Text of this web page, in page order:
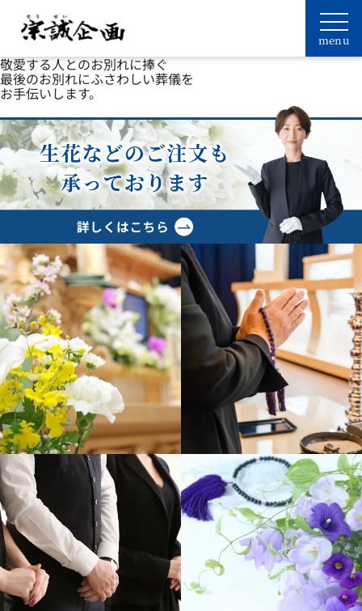
敬愛する人とのお別れに捧ぐ
最後のお別れにふさわしい葬儀を
お手伝いします。